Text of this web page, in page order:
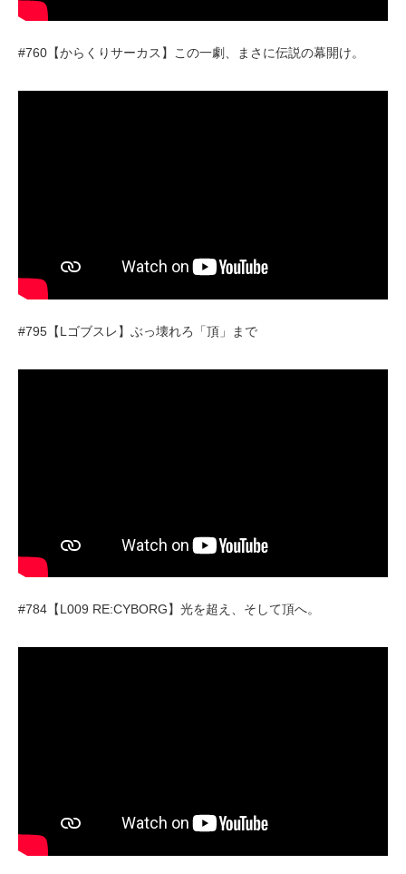
#760【からくりサーカス】この一劇、まさに伝説の幕開け。
#795【Lゴブスレ】ぶっ壊れろ「頂」まで
#784【L009 RE:CYBORG】光を超え、そして頂へ。